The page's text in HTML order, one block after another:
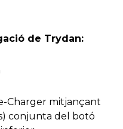
de Trydan:
Charger mitjançant
conjunta del botó